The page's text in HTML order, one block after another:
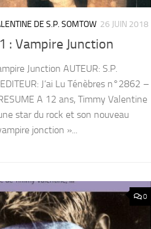
DE S.P. SOMTOW 26 JUIN 2018
: Vampire Junction
Junction AUTEUR: S.P.
J’ai Lu Ténèbres n°2862 –
A 12 ans, Timmy Valentine
star du rock et son nouveau
jonction »...
0